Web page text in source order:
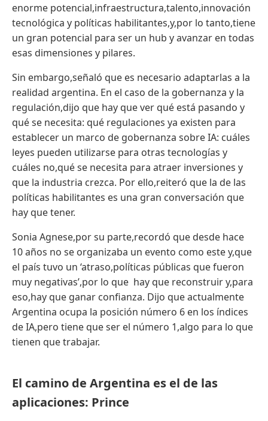
enorme potencial,infraestructura,talento,innovación
tecnológica y políticas habilitantes,y,por lo tanto,tiene
un gran potencial para ser un hub y avanzar en todas
esas dimensiones y pilares.
Sin embargo,señaló que es necesario adaptarlas a la
realidad argentina. En el caso de la gobernanza y la
regulación,dijo que hay que ver qué está pasando y
qué se necesita: qué regulaciones ya existen para
establecer un marco de gobernanza sobre IA: cuáles
leyes pueden utilizarse para otras tecnologías y
cuáles no,qué se necesita para atraer inversiones y
que la industria crezca. Por ello,reiteró que la de las
políticas habilitantes es una gran conversación que
hay que tener.
Sonia Agnese,por su parte,recordó que desde hace
10 años no se organizaba un evento como este y,que
el país tuvo un ‘atraso,políticas públicas que fueron
muy negativas’,por lo que hay que reconstruir y,para
eso,hay que ganar confianza. Dijo que actualmente
Argentina ocupa la posición número 6 en los índices
de IA,pero tiene que ser el número 1,algo para lo que
tienen que trabajar.
El camino de Argentina es el de las
aplicaciones: Prince